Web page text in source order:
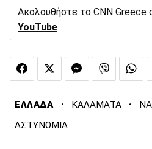
Ακολουθήστε το CNN Greece
YouTube
ΕΛΛΑΔΑ · ΚΑΛΑΜΑΤΑ ·
ΑΣΤΥΝΟΜΙΑ